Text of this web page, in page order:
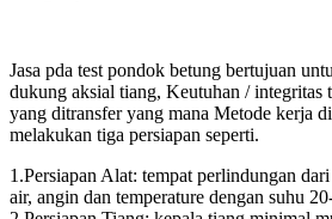
Jasa pda test pondok betung bertujuan
dukung aksial tiang, Keutuhan / integritas
yang ditransfer yang mana Metode kerja
melakukan tiga persiapan seperti.
1.Persiapan Alat: tempat perlindungan
air, angin dan temperature dengan suhu